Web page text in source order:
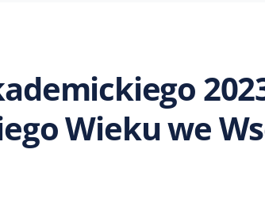
Wieku we